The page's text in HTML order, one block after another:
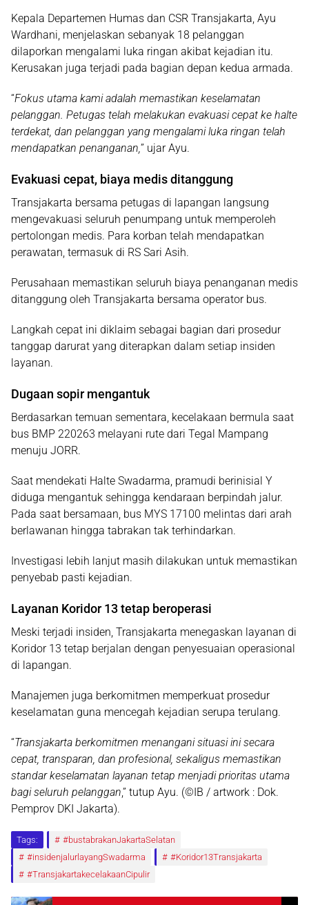
Kepala Departemen Humas dan CSR Transjakarta, Ayu
Wardhani, menjelaskan sebanyak 18 pelanggan
dilaporkan mengalami luka ringan akibat kejadian itu.
Kerusakan juga terjadi pada bagian depan kedua armada.
“Fokus utama kami adalah memastikan keselamatan
pelanggan. Petugas telah melakukan evakuasi cepat ke halte
terdekat, dan pelanggan yang mengalami luka ringan telah
mendapatkan penanganan,” ujar Ayu.
Evakuasi cepat, biaya medis ditanggung
Transjakarta bersama petugas di lapangan langsung
mengevakuasi seluruh penumpang untuk memperoleh
pertolongan medis. Para korban telah mendapatkan
perawatan, termasuk di RS Sari Asih.
Perusahaan memastikan seluruh biaya penanganan medis
ditanggung oleh Transjakarta bersama operator bus.
Langkah cepat ini diklaim sebagai bagian dari prosedur
tanggap darurat yang diterapkan dalam setiap insiden
layanan.
Dugaan sopir mengantuk
Berdasarkan temuan sementara, kecelakaan bermula saat
bus BMP 220263 melayani rute dari Tegal Mampang
menuju JORR.
Saat mendekati Halte Swadarma, pramudi berinisial Y
diduga mengantuk sehingga kendaraan berpindah jalur.
Pada saat bersamaan, bus MYS 17100 melintas dari arah
berlawanan hingga tabrakan tak terhindarkan.
Investigasi lebih lanjut masih dilakukan untuk memastikan
penyebab pasti kejadian.
Layanan Koridor 13 tetap beroperasi
Meski terjadi insiden, Transjakarta menegaskan layanan di
Koridor 13 tetap berjalan dengan penyesuaian operasional
di lapangan.
Manajemen juga berkomitmen memperkuat prosedur
keselamatan guna mencegah kejadian serupa terulang.
“Transjakarta berkomitmen menangani situasi ini secara
cepat, transparan, dan profesional, sekaligus memastikan
standar keselamatan layanan tetap menjadi prioritas utama
bagi seluruh pelanggan,” tutup Ayu. (©IB / artwork : Dok.
Pemprov DKI Jakarta).
Tags:
#bustabrakanJakartaSelatan
#insidenjalurlayangSwadarma
#Koridor13Transjakarta
#TransjakartakecelakaanCipulir